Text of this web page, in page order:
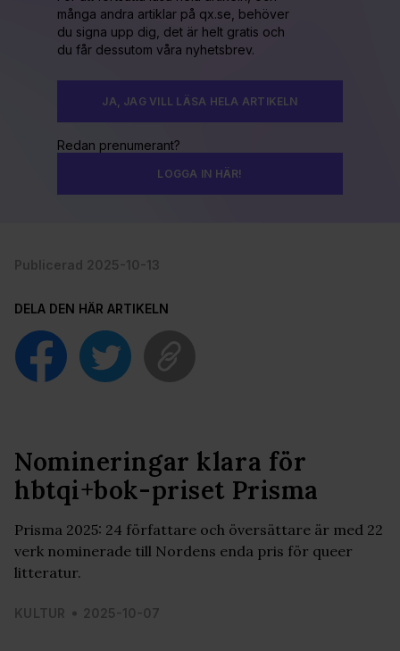
många andra artiklar på qx.se, behöver
du signa upp dig, det är helt gratis och
du får dessutom våra nyhetsbrev.
JA, JAG VILL LÄSA HELA ARTIKELN
Redan prenumerant?
LOGGA IN HÄR!
Publicerad 2025-10-13
DELA DEN HÄR ARTIKELN
Nomineringar klara för
hbtqi+bok-priset Prisma
Prisma 2025: 24 författare och översättare är med 22
verk nominerade till Nordens enda pris för queer
litteratur.
KULTUR 2025-10-07